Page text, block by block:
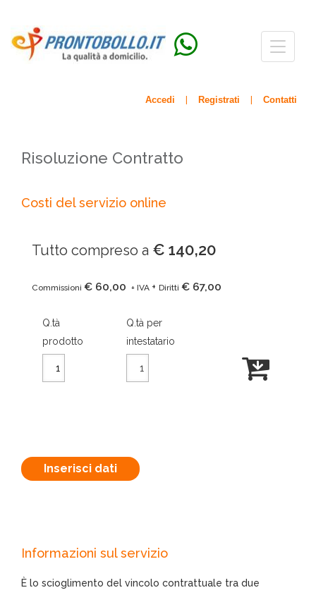
Menù
Accedi Registrati Contatti
Risoluzione Contratto
Costi del servizio online
Tutto compreso a € 140,20
Commissioni € 60,00 + IVA + Diritti € 67,00
Q.tà
prodotto
Q.tà per
intestatario
Inserisci dati
Informazioni sul servizio
È lo scioglimento del vincolo contrattuale tra due